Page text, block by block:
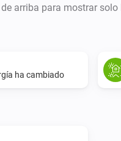
arriba para mostrar
ha cambiado